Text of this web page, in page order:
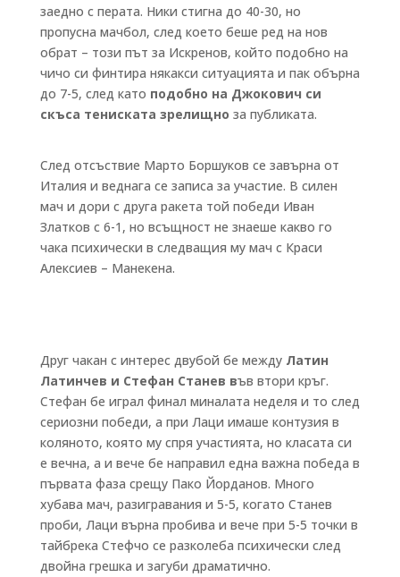
заедно с перата. Ники стигна до 40-30, но
пропусна мачбол, след което беше ред на нов
обрат – този път за Искренов, който подобно на
чичо си финтира някакси ситуацията и пак обърна
до 7-5, след като подобно на Джокович си
скъса тениската зрелищно за публиката.
След отсъствие Марто Боршуков се завърна от
Италия и веднага се записа за участие. В силен
мач и дори с друга ракета той победи Иван
Златков с 6-1, но всъщност не знаеше какво го
чака психически в следващия му мач с Краси
Алексиев – Манекена.
Друг чакан с интерес двубой бе между Латин
Латинчев и Стефан Станев във втори кръг.
Стефан бе играл финал миналата неделя и то след
сериозни победи, а при Лаци имаше контузия в
коляното, която му спря участията, но класата си
е вечна, а и вече бе направил една важна победа в
първата фаза срещу Пако Йорданов. Много
хубава мач, разигравания и 5-5, когато Станев
проби, Лаци върна пробива и вече при 5-5 точки в
тайбрека Стефчо се разколеба психически след
двойна грешка и загуби драматично.